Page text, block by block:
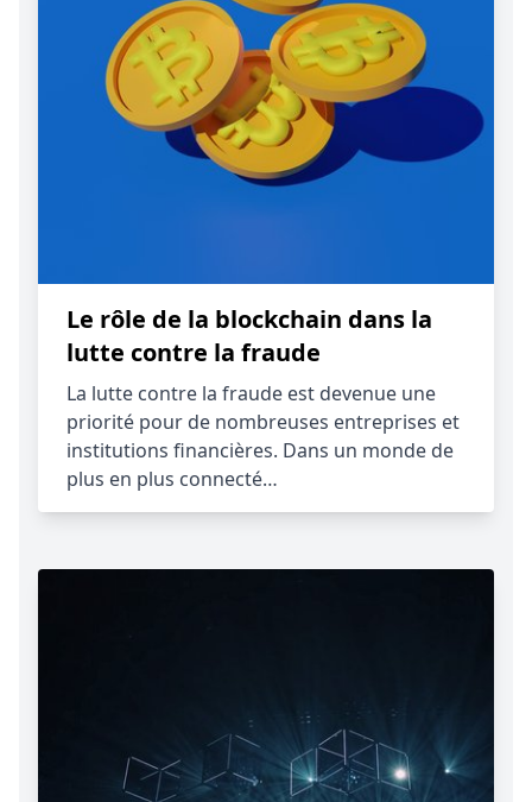
Le rôle de la blockchain dans la
lutte contre la fraude
La lutte contre la fraude est devenue une
priorité pour de nombreuses entreprises et
institutions financières. Dans un monde de
plus en plus connecté…